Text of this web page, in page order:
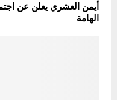
أيمن العشري يعلن عن
الهامة